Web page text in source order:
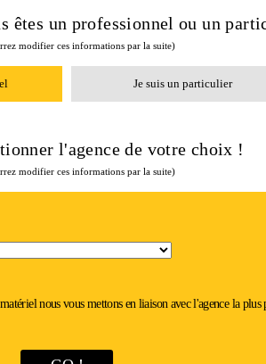
êtes un professionnel ou un
modifier ces informations par la suite)
Je suis un particulier
l'agence de votre choix !
modifier ces informations par la suite)
nous vous mettons en liaison avec l'agence la plus